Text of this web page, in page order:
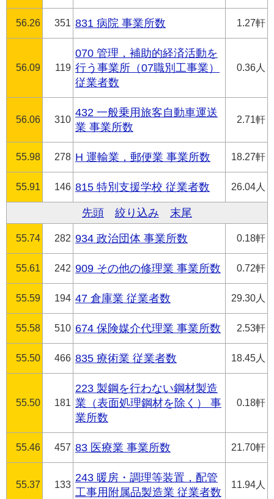
56.26 351 831 病院 事業所数 1.27軒
56.09 119
070 管理，補助的経済活動を
行う事業所（07職別工事業）
従業者数
0.36人
56.06 310
432 一般乗用旅客自動車運送
業 事業所数
2.71軒
55.98 278 H 運輸業，郵便業 事業所数 18.27軒
55.91 146 815 特別支援学校 従業者数 26.04人
先頭 絞り込み 末尾
55.74 282 934 政治団体 事業所数 0.18軒
55.61 242 909 その他の修理業 事業所数 0.72軒
55.59 194 47 倉庫業 従業者数 29.30人
55.58 510 674 保険媒介代理業 事業所数 2.53軒
55.50 466 835 療術業 従業者数 18.45人
55.50 181
223 製鋼を行わない鋼材製造
業（表面処理鋼材を除く） 事
業所数
0.18軒
55.46 457 83 医療業 事業所数 21.70軒
55.37 133
243 暖房・調理等装置，配管
工事用附属品製造業 従業者数
11.94人